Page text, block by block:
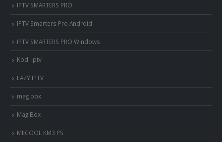
IPTV SMARTERS PRO
IPTV Smarters Pro Android
IPTV SMARTERS PRO Windows
Kodi iptv
LAZY IPTV
mag box
Mag Box
MECOOL KM3 PS